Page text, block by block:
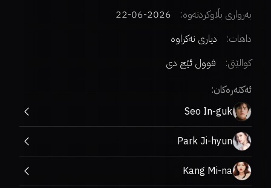
بەرواری بڵاوکردنەوە:
2026-06-22
داهات:
دیاری نەکراوە
کوالێتی:
فوول ئێچ دی
ئەکتەرەکان:
Seo In-guk
Park Ji-hyun
Kang Mi-na